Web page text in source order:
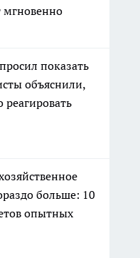
мгновенно
показать
объяснили,
реагировать
больше: 10
опытных